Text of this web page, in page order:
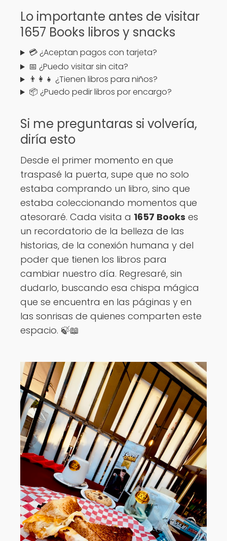
Lo importante antes de visitar
1657 Books libros y snacks
💳 ¿Aceptan pagos con tarjeta?
📅 ¿Puedo visitar sin cita?
👨‍👩‍👧 ¿Tienen libros para niños?
📦 ¿Puedo pedir libros por encargo?
Si me preguntaras si volvería,
diría esto
Desde el primer momento en que
traspasé la puerta, supe que no solo
estaba comprando un libro, sino que
estaba coleccionando momentos que
atesoraré. Cada visita a 1657 Books es
un recordatorio de la belleza de las
historias, de la conexión humana y del
poder que tienen los libros para
cambiar nuestro día. Regresaré, sin
dudarlo, buscando esa chispa mágica
que se encuentra en las páginas y en
las sonrisas de quienes comparten este
espacio. 🍃📖